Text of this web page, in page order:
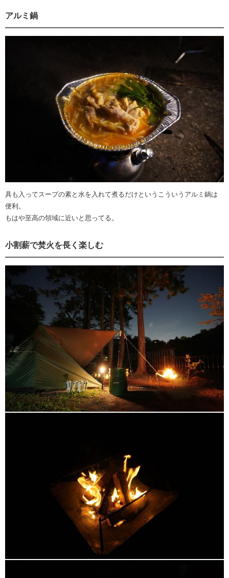
アルミ鍋
具も入ってスープの素と水を入れて煮るだけというこういうアルミ鍋は
便利。
もはや至高の領域に近いと思ってる。
小割薪で焚火を長く楽しむ